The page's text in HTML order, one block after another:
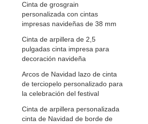
Cinta de grosgrain
personalizada con cintas
impresas navideñas de 38 mm
Cinta de arpillera de 2,5
pulgadas cinta impresa para
decoración navideña
Arcos de Navidad lazo de cinta
de terciopelo personalizado para
la celebración del festival
Cinta de arpillera personalizada
cinta de Navidad de borde de